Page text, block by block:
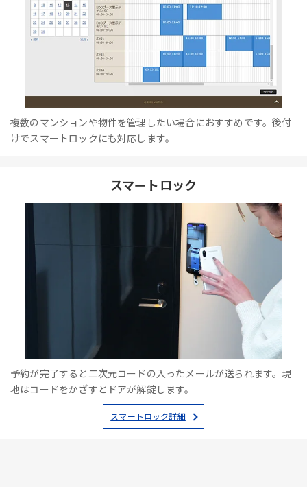
複数のマンションや物件を管理したい場合におすすめです。後付
けでスマートロックにも対応します。
スマートロック
予約が完了すると二次元コードの入ったメールが送られます。現
地はコードをかざすとドアが解錠します。
スマートロック詳細